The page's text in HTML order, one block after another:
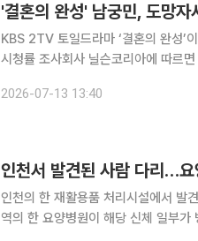
'결혼의 완성' 남궁민, 도망
KBS 2TV 토일드라마 ‘결혼의 완성’이
시청률 조사회사 닐슨코리아에 따르
에 올랐다. 이날 방송에서는 강태
2026-07-13 13:40
인천서 발견된 사람 다리…
인천의 한 재활용품 처리시설에서 발
역의 한 요양병원이 해당 신체 일부